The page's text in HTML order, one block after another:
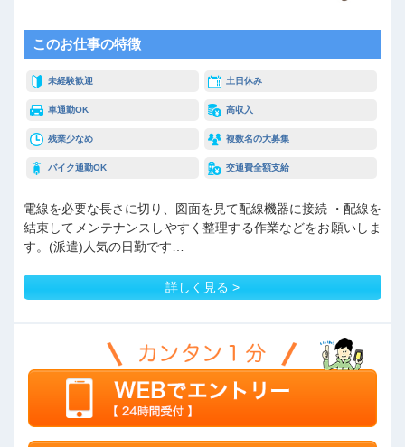
このお仕事の特徴
未経験歓迎 土日休み
車通勤OK 高収入
残業少なめ 複数名の大募集
バイク通勤OK 交通費全額支給
電線を必要な長さに切り、図面を見て配線機器に接続 ・配線を
結束してメンテナンスしやすく整理する作業などをお願いしま
す。(派遣)人気の日勤です…
詳しく見る >